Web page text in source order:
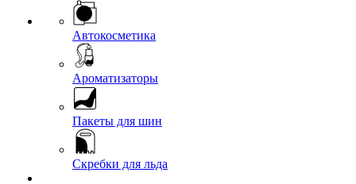
Автокосметика
Ароматизаторы
Пакеты для шин
Скребки для льда